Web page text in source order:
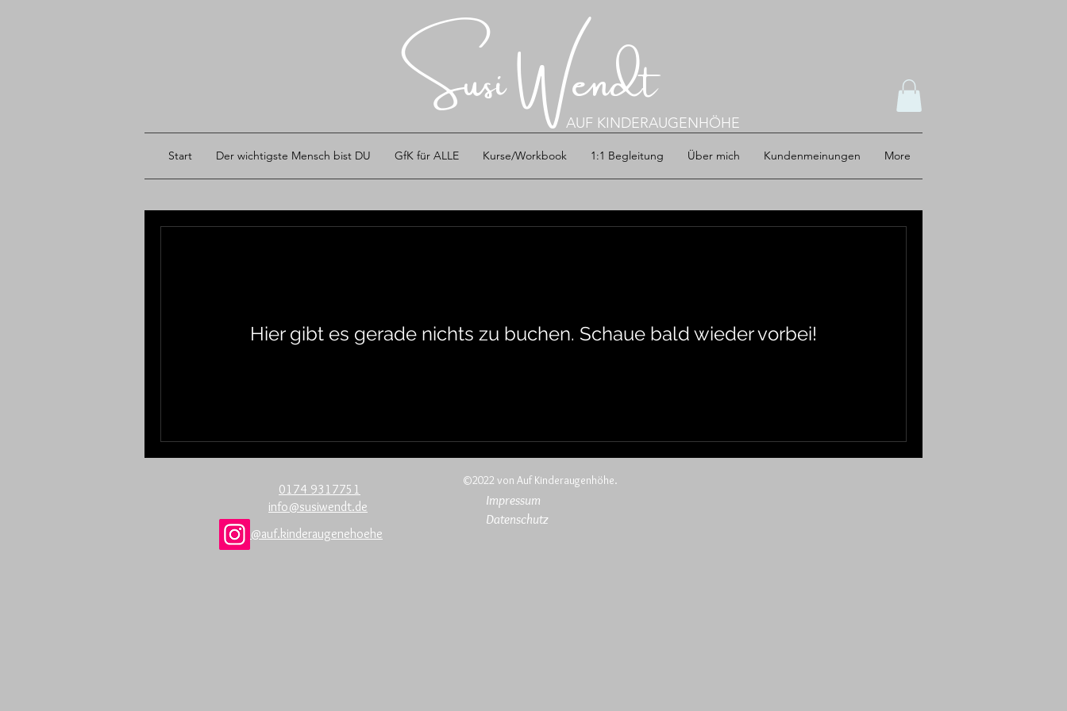
Susi Wendt
AUF KINDERAUGENHÖHE
Start Der wichtigste Mensch bist DU GfK für ALLE Kurse/Workbook 1:1 Begleitung Über mich Kundenmeinungen More
Hier gibt es gerade nichts zu buchen. Schaue bald wieder vorbei!
©2022 von Auf Kinderaugenhöhe.
0174 9317751
info@susiwendt.de
Impressum
@auf.kinderaugenehoehe
Datenschutz